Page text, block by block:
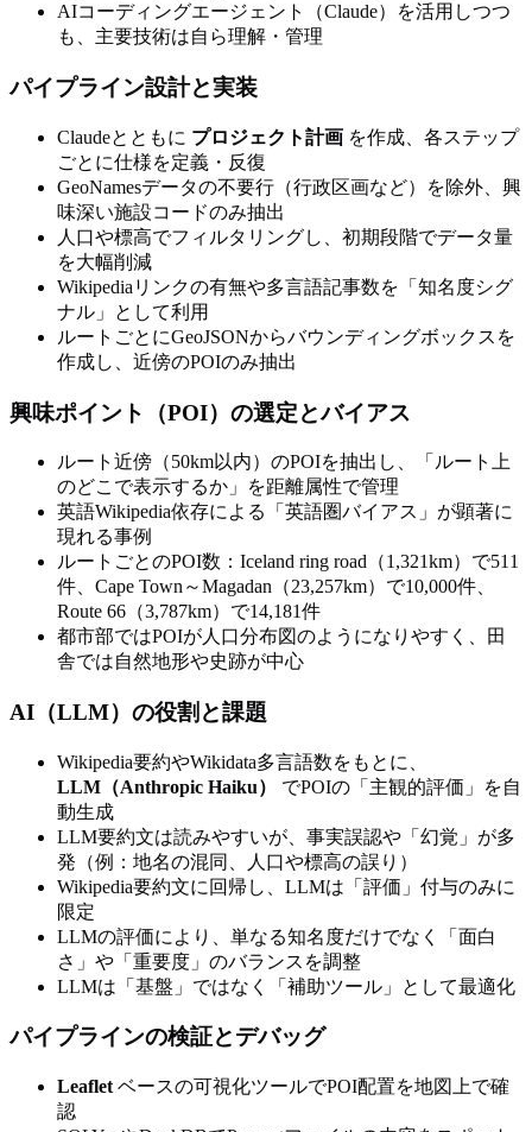
AIコーディングエージェント（Claude）を活用しつつ
も、主要技術は自ら理解・管理
パイプライン設計と実装
Claudeとともに プロジェクト計画 を作成、各ステップ
ごとに仕様を定義・反復
GeoNamesデータの不要行（行政区画など）を除外、興
味深い施設コードのみ抽出
人口や標高でフィルタリングし、初期段階でデータ量
を大幅削減
Wikipediaリンクの有無や多言語記事数を「知名度シグ
ナル」として利用
ルートごとにGeoJSONからバウンディングボックスを
作成し、近傍のPOIのみ抽出
興味ポイント（POI）の選定とバイアス
ルート近傍（50km以内）のPOIを抽出し、「ルート上
のどこで表示するか」を距離属性で管理
英語Wikipedia依存による「英語圏バイアス」が顕著に
現れる事例
ルートごとのPOI数：Iceland ring road（1,321km）で511
件、Cape Town～Magadan（23,257km）で10,000件、
Route 66（3,787km）で14,181件
都市部ではPOIが人口分布図のようになりやすく、田
舎では自然地形や史跡が中心
AI（LLM）の役割と課題
Wikipedia要約やWikidata多言語数をもとに、
LLM（Anthropic Haiku）
でPOIの「主観的評価」を自
動生成
LLM要約文は読みやすいが、事実誤認や「幻覚」が多
発（例：地名の混同、人口や標高の誤り）
Wikipedia要約文に回帰し、LLMは「評価」付与のみに
限定
LLMの評価により、単なる知名度だけでなく「面白
さ」や「重要度」のバランスを調整
LLMは「基盤」ではなく「補助ツール」として最適化
パイプラインの検証とデバッグ
Leaflet ベースの可視化ツールでPOI配置を地図上で確
認